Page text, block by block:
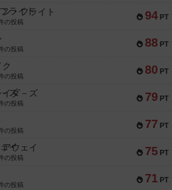
94 PT
・フライト
の投稿
88 PT
の投稿
80 PT
の投稿
79 PT
イダ－ズ
の投稿
77 PT
の投稿
75 PT
ウェイ
の投稿
71 PT
の投稿